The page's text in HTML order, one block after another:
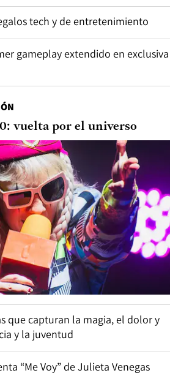
tech y de entretenimiento
gameplay extendido en exclusiva
vuelta por el universo
que capturan la magia, el dolor y
y la juventud
“Me Voy” de Julieta Venegas